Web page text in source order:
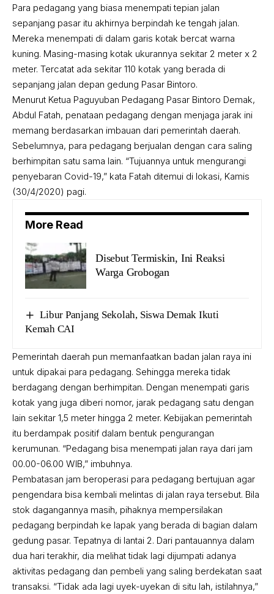
Para pedagang yang biasa menempati tepian jalan
sepanjang pasar itu akhirnya berpindah ke tengah jalan.
Mereka menempati di dalam garis kotak bercat warna
kuning. Masing-masing kotak ukurannya sekitar 2 meter x 2
meter. Tercatat ada sekitar 110 kotak yang berada di
sepanjang jalan depan gedung Pasar Bintoro.
Menurut Ketua Paguyuban Pedagang Pasar Bintoro Demak,
Abdul Fatah, penataan pedagang dengan menjaga jarak ini
memang berdasarkan imbauan dari pemerintah daerah.
Sebelumnya, para pedagang berjualan dengan cara saling
berhimpitan satu sama lain. “Tujuannya untuk mengurangi
penyebaran Covid-19,” kata Fatah ditemui di lokasi, Kamis
(30/4/2020) pagi.
More Read
Disebut Termiskin, Ini Reaksi
Warga Grobogan
Libur Panjang Sekolah, Siswa Demak Ikuti
Kemah CAI
Pemerintah daerah pun memanfaatkan badan jalan raya ini
untuk dipakai para pedagang. Sehingga mereka tidak
berdagang dengan berhimpitan. Dengan menempati garis
kotak yang juga diberi nomor, jarak pedagang satu dengan
lain sekitar 1,5 meter hingga 2 meter. Kebijakan pemerintah
itu berdampak positif dalam bentuk pengurangan
kerumunan. “Pedagang bisa menempati jalan raya dari jam
00.00-06.00 WIB,” imbuhnya.
Pembatasan jam beroperasi para pedagang bertujuan agar
pengendara bisa kembali melintas di jalan raya tersebut. Bila
stok dagangannya masih, pihaknya mempersilakan
pedagang berpindah ke lapak yang berada di bagian dalam
gedung pasar. Tepatnya di lantai 2. Dari pantauannya dalam
dua hari terakhir, dia melihat tidak lagi dijumpati adanya
aktivitas pedagang dan pembeli yang saling berdekatan saat
transaksi. “Tidak ada lagi uyek-uyekan di situ lah, istilahnya,”